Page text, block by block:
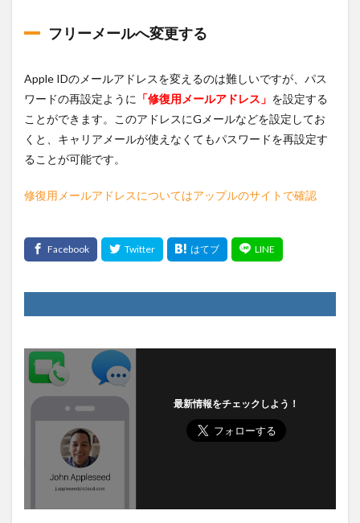
フリーメールへ変更する
Apple IDのメールアドレスを変えるのは難しいですが、パス
ワードの再設定ように 「修復用メールアドレス」 を設定する
ことができます。このアドレスにGメールなどを設定してお
くと、キャリアメールが使えなくてもパスワードを再設定す
ることが可能です。
修復用メールアドレスについてはアップルのサイトで確認
最新情報をチェックしよう！